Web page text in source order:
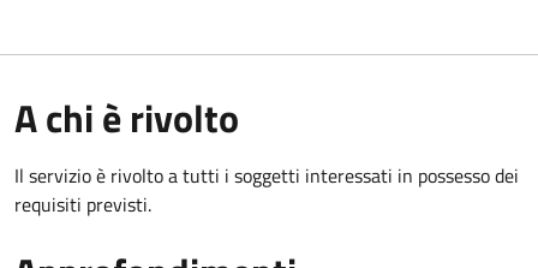
A chi è rivolto
Il servizio è rivolto a tutti i soggetti interessati in possesso dei
requisiti previsti.